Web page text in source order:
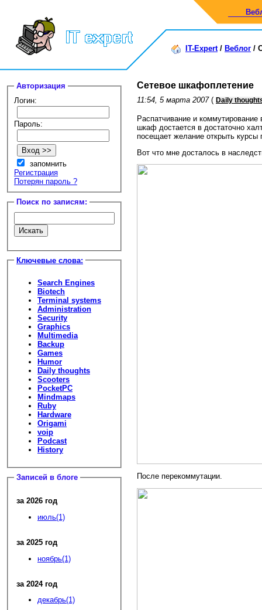
IT-Expert/ Веблог /
Авторизация
Логин:
Пароль:
запомнить
Регистрация
Потерян пароль ?
Поиск по записям:
Ключевые слова:
Search Engines
Biotech
Terminal systems
Administration
Security
Graphics
Multimedia
Backup
Games
Humor
Daily thoughts
Scooters
PocketPC
Mindmaps
Ruby
Hardware
Origami
voip
Podcast
History
Записей в блоге
за 2026 год
июль(1)
за 2025 год
ноябрь(1)
за 2024 год
декабрь(1)
Сетевое шкафоплетение
11:54, 5 марта 2007 ( Daily
Распатчивание и
шкаф достается в достаточно
посещает желание открыть
Вот что мне досталось в
После перекоммутации.